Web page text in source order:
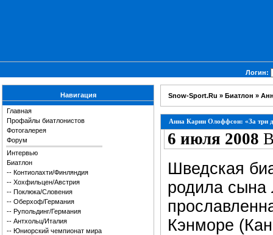
Логин:
Навигация
Главная
Профайлы биатлонистов
Фотогалерея
Форум
Интервью
Биатлон
-- Контиолахти/Финляндия
-- Хохфильцен/Австрия
-- Поклюка/Словения
-- Оберхоф/Германия
-- Рупольдинг/Германия
-- Антхольц/Италия
-- Юниорский чемпионат мира
Snow-Sport.Ru » Биатлон »
Анна Карин Олоффсон: «За три
6 июля 2008
Шведская
родила сына
Кэнморе